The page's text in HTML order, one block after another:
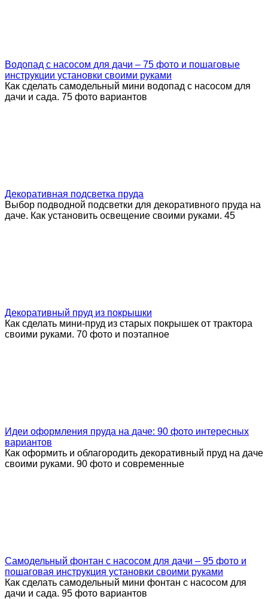
Водопад с насосом для дачи – 75 фото и пошаговые
инструкции установки своими руками
Как сделать самодельный мини водопад с насосом для
дачи и сада. 75 фото вариантов
Декоративная подсветка пруда
Выбор подводной подсветки для декоративного пруда на
даче. Как установить освещение своими руками. 45
Декоративный пруд из покрышки
Как сделать мини-пруд из старых покрышек от трактора
своими руками. 70 фото и поэтапное
Идеи оформления пруда на даче: 90 фото интересных
вариантов
Как оформить и облагородить декоративный пруд на даче
своими руками. 90 фото и современные
Самодельный фонтан с насосом для дачи – 95 фото и
пошаговая инструкция установки своими руками
Как сделать самодельный мини фонтан с насосом для
дачи и сада. 95 фото вариантов